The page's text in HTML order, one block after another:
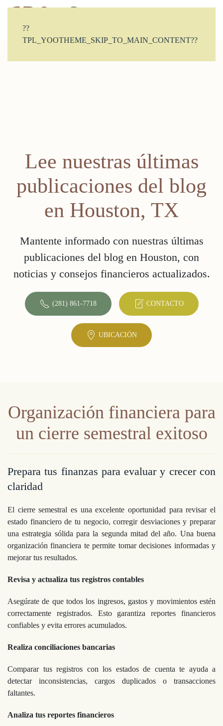
??
TPL_YOOTHEME_SKIP_TO_MAIN_CONTENT??
Lee nuestras últimas
publicaciones del blog
en Houston, TX
Mantente informado con nuestras últimas
publicaciones del blog en Houston, con
noticias y consejos financieros actualizados.
(281) 861-7718 CONTACTO
UBICACIÓN
Organización financiera para
un cierre semestral exitoso
Prepara tus finanzas para evaluar y crecer con
claridad
El cierre semestral es una excelente oportunidad para revisar el
estado financiero de tu negocio, corregir desviaciones y preparar
una estrategia sólida para la segunda mitad del año. Una buena
organización financiera te permite tomar decisiones informadas y
mejorar tus resultados.
Revisa y actualiza tus registros contables
Asegúrate de que todos los ingresos, gastos y movimientos estén
correctamente registrados. Esto garantiza reportes financieros
confiables y evita errores acumulados.
Realiza conciliaciones bancarias
Comparar tus registros con los estados de cuenta te ayuda a
detectar inconsistencias, cargos duplicados o transacciones
faltantes.
Analiza tus reportes financieros